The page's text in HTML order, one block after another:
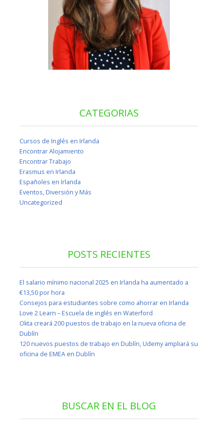
CATEGORIAS
Cursos de Inglés en Irlanda
Encontrar Alojamiento
Encontrar Trabajo
Erasmus en Irlanda
Españoles en Irlanda
Eventos, Diversión y Más
Uncategorized
POSTS RECIENTES
El salario mínimo nacional 2025 en Irlanda ha aumentado a
€13,50 por hora
Consejos para estudiantes sobre como ahorrar en Irlanda
Love 2 Learn – Escuela de inglés en Waterford
Okta creará 200 puestos de trabajo en la nueva oficina de
Dublín
120 nuevos puestos de trabajo en Dublín, Udemy ampliará su
oficina de EMEA en Dublín
BUSCAR EN EL BLOG